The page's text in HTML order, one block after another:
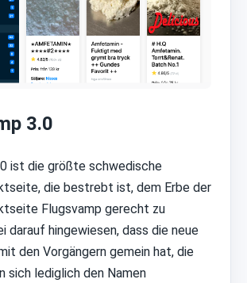
3.0
ist die größte schwedische
die bestrebt ist, dem Erbe der
Flugsvamp gerecht zu
darauf hingewiesen, dass die neue
den Vorgängern gemein hat, die
sich lediglich den Namen